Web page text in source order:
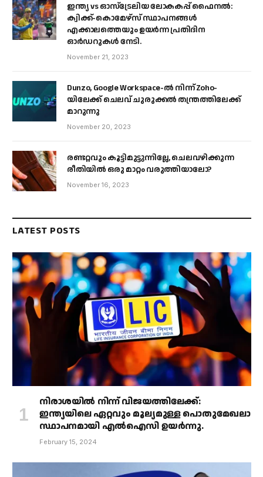
ഇന്ത്യ vs ഓസ്‌ട്രേലിയ ലോകകപ്പ് ഫൈനൽ:
ക്വിക്ക്-കൊമേഴ്‌സ് സ്ഥാപനങ്ങൾ
എക്കാലത്തെയും ഉയർന്ന പ്രതിദിന
ഓർഡറുകൾ നേടി.
November 21, 2023
Dunzo, Google Workspace-ൽ നിന്ന് Zoho-
യിലേക്ക് ചെലവ് ചുരുക്കൽ തന്ത്രത്തിലേക്ക്
മാറുന്നു
November 20, 2023
രണ്ടറ്റവും കൂട്ടിമുട്ടുന്നില്ലേ, ചെലവഴിക്കുന്ന
രീതിയിൽ ഒരു മാറ്റം വരുത്തിയാലോ?
November 16, 2023
LATEST POSTS
നിരാശയിൽ നിന്ന് വിജയത്തിലേക്ക്:
ഇന്ത്യയിലെ ഏറ്റവും മൂല്യമുള്ള പൊതുമേഖലാ
സ്ഥാപനമായി എൽഐസി ഉയർന്നു.
February 15, 2024